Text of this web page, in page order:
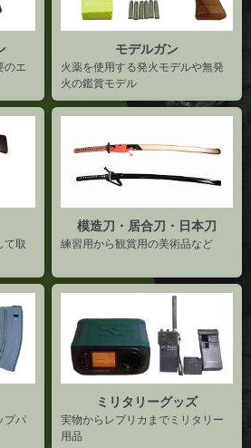
エ
モデルガン
火薬を使用する発火モデルや無発
火の鑑賞モデル
取
模造刀・居合刀・日本刀
練習用から観賞用の美術品など
パ
ミリタリーグッズ
実物からレプリカまでミリタリー
用品